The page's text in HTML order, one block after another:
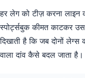
हर लेग को टीज़ करना लाइन
स्पोर्ट्सबुक कीमत काटकर
दिखाती है कि जब दोनों
वाला दांव कैसे बदल जाता है।